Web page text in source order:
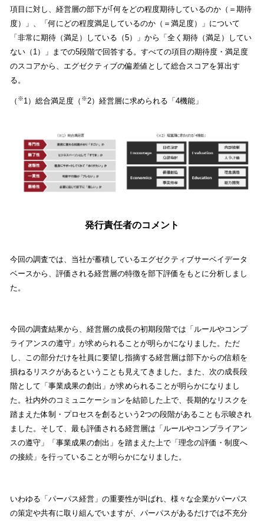
項目に対し、経営層の部下が｢何をどの程度期待しているのか（＝期待
度）」、「何にどの程度満足しているのか（＝満足度）」について
「非常に期待（満足）している（5）」から「全く期待（満足）してい
ない（1）」までの5段階で回答する。すべての項目の期待度・満足度
のスコアから、エグゼクティブの偏差値として総合スコアを算出す
る。
（ ※1）総合満足度（ ※2）経営層に求められる「4機能」
発行責任者のコメント
今回の調査では、当社が蓄積しているエグゼクティブサーベイデータ
ベースから、評価される経営層の特徴を部下評価をもとに分析しまし
た。
今回の調査結果から、経営層の成長の初期段階では「ルールやコンプ
ライアンスの遵守」が求められることが明らかになりました。ただ
し、この部分だけを社員に要望し指摘する経営層は部下からの信頼を
損ねるリスクがあるということも見えてきました。また、次の成長段
階として「事業成果の創出」が求められることが明らかになりまし
た。社内外のコミュニケーションを結節した上で、長期的なリスクを
踏まえた体制・プロセスを創るという2つの段階があることも示唆され
ました。そして、最も評価される経営層は「ルールやコンプライアン
スの遵守」「事業成果の創出」を踏まえた上で「理念の評価・制度へ
の接続」を行っていることが明らかになりました。
いわゆる「パーパス経営」の重要性が叫ばれ、様々な企業がパーパス
の策定や共有に取り組んでいますが、パーパスがあるだけでは不充分